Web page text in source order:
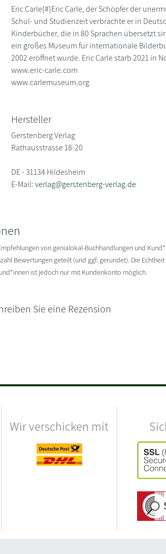
Eric Carle{#}Eric Carle, der Schöpfer der
Schul- und Studienzeit verbrachte er in
Kinderbücher, die in 80 Sprachen übersetzt
ein großes Museum für internationale
2002 eröffnet wurde. Eric Carle starb 2021 in
www.eric-carle.com
www.carlemuseum.org
Hersteller
Gerstenberg Verlag
Rathausstrasse 18-20
DE - 31134 Hildesheim
E-Mail:verlag@gerstenberg-verlag.de
von genialokal-Buchhandlungen und
Bewertungen geteilt (und ggf. gerundet). Die
ist jedoch nur mit Kundenkonto möglich.
Sie eine Rezension
Wir verschicken mit